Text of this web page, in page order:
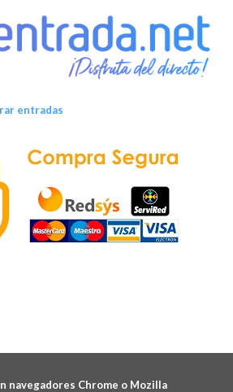
entradas
navegadores Chrome o Mozilla